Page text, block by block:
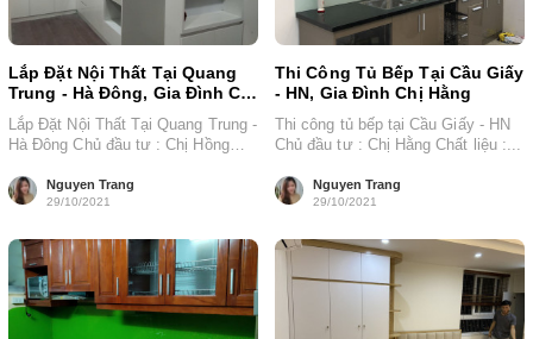
Lắp Đặt Nội Thất Tại Quang
Trung - Hà Đông, Gia Đình Chị
Hồng
Lắp Đặt Nội Thất Tại Quang Trung -
Hà Đông Chủ đầu tư : Chị Hồng
Nguyen Trang
29/10/2021
Thi Công Tủ Bếp Tại Cầu Giấy
- HN, Gia Đình Chị Hằng
Thi công tủ bếp tại Cầu Giấy - HN
Chủ đầu tư : Chị Hằng Chất liệu :...
Nguyen Trang
29/10/2021